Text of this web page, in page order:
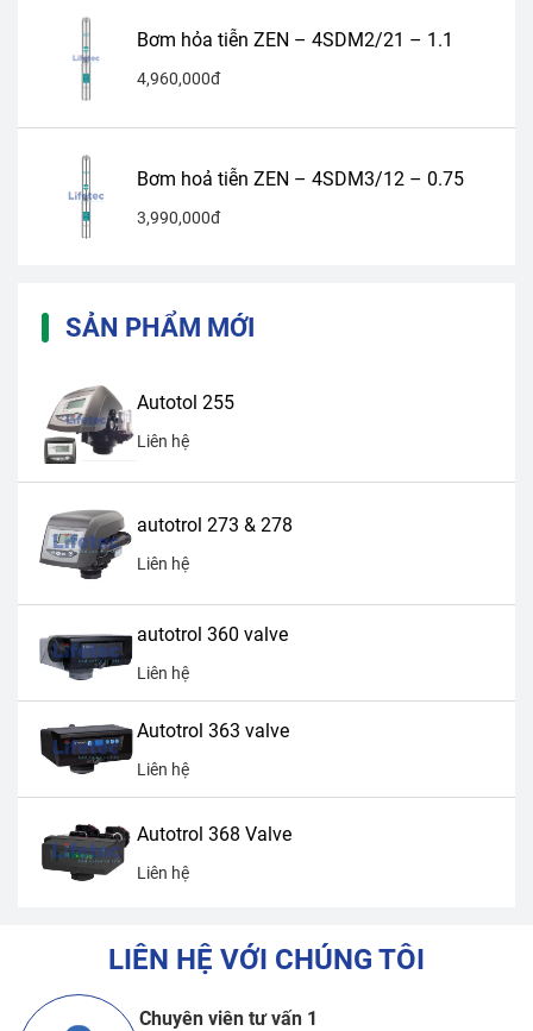
Bơm hỏa tiễn ZEN – 4SDM2/21 – 1.1
4,960,000đ
Bơm hoả tiễn ZEN – 4SDM3/12 – 0.75
3,990,000đ
SẢN PHẨM MỚI
Autotol 255
Liên hệ
autotrol 273 & 278
Liên hệ
autotrol 360 valve
Liên hệ
Autotrol 363 valve
Liên hệ
Autotrol 368 Valve
Liên hệ
LIÊN HỆ VỚI CHÚNG TÔI
Chuyên viên tư vấn 1